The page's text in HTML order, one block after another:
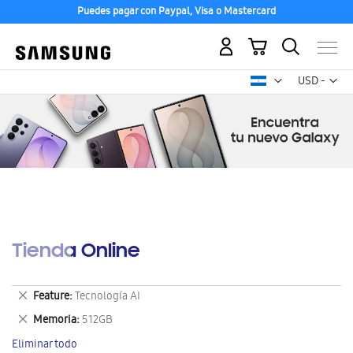
Puedes pagar con Paypal, Visa o Mastercard
USD -
dólar
Mi carrito
Tienda Online
Feature Tecnología AI
Eliminar
este
artículo
Memoria 512GB
Eliminar
este
Eliminar todo